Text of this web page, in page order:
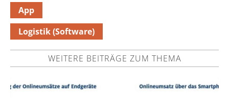
App
Logistik (Software)
WEITERE BEITRÄGE ZUM THEMA